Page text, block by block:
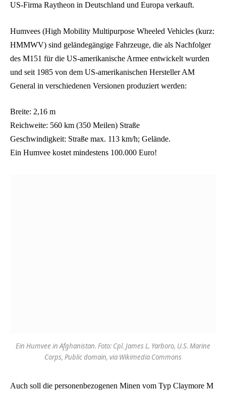
US-Firma Raytheon in Deutschland und Europa verkauft.
Humvees (High Mobility Multipurpose Wheeled Vehicles (kurz:
HMMWV) sind geländegängige Fahrzeuge, die als Nachfolger
des M151 für die US-amerikanische Armee entwickelt wurden
und seit 1985 von dem US-amerikanischen Hersteller AM
General in verschiedenen Versionen produziert werden:
Breite: 2,16 m
Reichweite: 560 km (350 Meilen) Straße
Geschwindigkeit: Straße max. 113 km/h; Gelände.
Ein Humvee kostet mindestens 100.000 Euro!
Ein Humvee in Afghanistan. Foto: Cpl. James L. Yarboro, U.S. Marine
Corps, Public domain, via Wikimedia Commons
Auch soll die personenbezogenen Minen vom Typ Claymore M